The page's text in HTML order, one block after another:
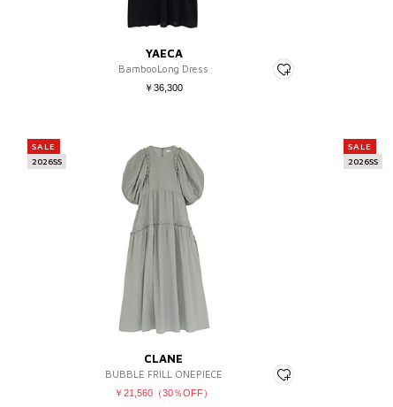
YAECA
BambooLong Dress
￥36,300
CLANE
BUBBLE FRILL ONEPIECE
￥21,560（30％OFF）
SALE
2026SS
SALE
2026SS